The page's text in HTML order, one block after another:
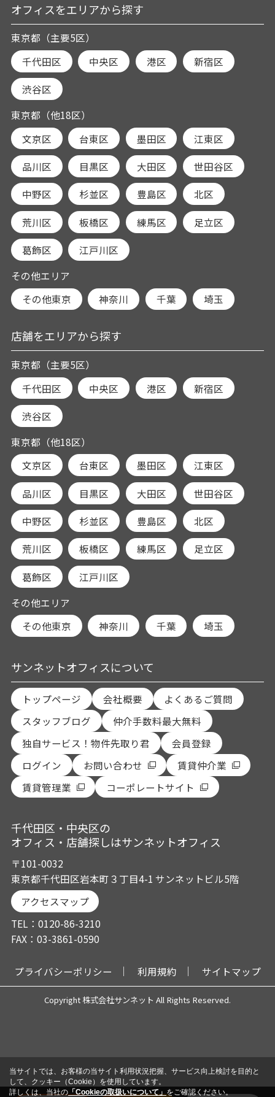
オフィスをエリアから探す
東京都（主要5区）
千代田区
中央区 港区 新宿区
渋谷区
東京都（他18区）
文京区
台東区 墨田区 江東区
品川区 目黒区 大田区 世田谷区
中野区 杉並区 豊島区 北区
荒川区 板橋区 練馬区 足立区
葛飾区
江戸川区
その他エリア
その他東京
神奈川 千葉 埼玉
店舗をエリアから探す
東京都（主要5区）
千代田区
中央区 港区 新宿区
渋谷区
東京都（他18区）
文京区
台東区 墨田区 江東区
品川区 目黒区 大田区 世田谷区
中野区 杉並区 豊島区 北区
荒川区 板橋区 練馬区 足立区
葛飾区
江戸川区
その他エリア
その他東京
神奈川 千葉 埼玉
サンネットオフィスについて
トップページ 会社概要
よくあるご質問
スタッフブログ
仲介手数料最大無料
独自サービス！物件先取り君
会員登録
ログイン
お問い合わせ
賃貸仲介業
賃貸管理業
コーポレートサイト
千代田区・中央区の
オフィス・店舗探しはサンネットオフィス
〒101-0032
東京都千代田区岩本町３丁目4-1 サンネットビル5階
アクセスマップ
TEL：0120-86-3210
FAX：03-3861-0590
プライバシーポリシー 利用規約 サイトマップ
Copyright 株式会社サンネット All Rights Reserved.
当サイトでは、お客様の当サイト利用状況把握、サービス向上検討を目的と
して、クッキー（Cookie）を使用しています。
詳しくは、当社の「Cookieの取扱いについて」をご確認ください。